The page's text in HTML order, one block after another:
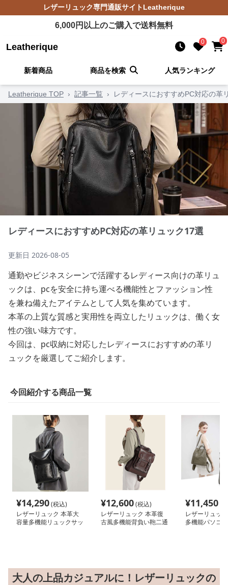
レザーリュック専門通販サイトLeatherique
6,000円以上のご購入で送料無料
Leatherique 0 0
新着商品 商品を検索 人気ランキング
Leatherique TOP › 記事一覧 › レディースにおすすめPC対応の革
レディースにおすすめPC対応の革リュック17選
更新日 2026-08-05
通勤やビジネスシーンで活躍するレディース向けの革リュ
ックは、pcを安全に持ち運べる機能性とファッション性
を兼ね備えたアイテムとして人気を集めています。
本革の上質な質感と実用性を両立したリュックは、働く女
性の強い味方です。
今回は、pc収納に対応したレディースにおすすめの革リ
ュックを厳選してご紹介します。
今回紹介する商品一覧
¥14,290(税込)
レザーリュック 本革大
容量多機能リュックサッ
¥12,600(税込)
レザーリュック 本革復
古風多機能背負い鞄二通
¥11,450
レザーリュッ
多機能パソコ
大人の上品カジュアルに！レザーリュックの